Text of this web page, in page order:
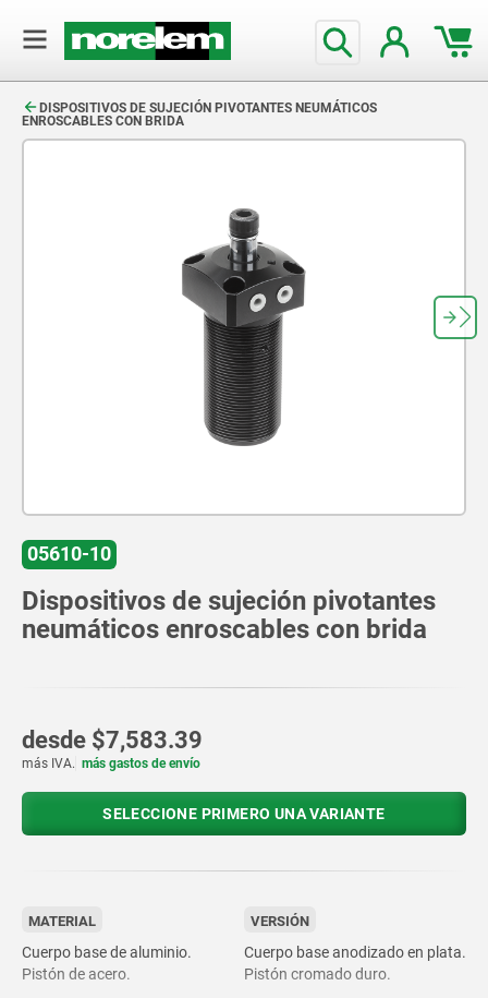
DISPOSITIVOS DE SUJECIÓN PIVOTANTES NEUMÁTICOS
ENROSCABLES CON BRIDA
05610-10
Dispositivos de sujeción pivotantes
neumáticos enroscables con brida
desde $7,583.39
más IVA. más gastos de envío
SELECCIONE PRIMERO UNA VARIANTE
MATERIAL
Cuerpo base de aluminio.
Pistón de acero.
VERSIÓN
Cuerpo base anodizado en plata.
Pistón cromado duro.